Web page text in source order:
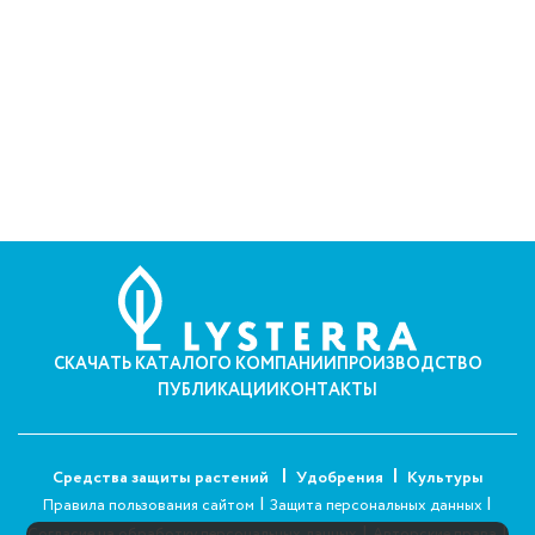
СКАЧАТЬ КАТАЛОГО КОМПАНИИПРОИЗВОДСТВО
ПУБЛИКАЦИИКОНТАКТЫ
Средства защиты растений Удобрения Культуры
Правила пользования сайтом | Защита персональных данных |